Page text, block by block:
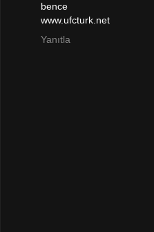
bence
www.ufcturk.net
Yanıtla